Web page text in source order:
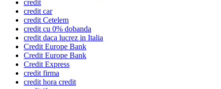
credit
credit car
credit Cetelem
credit cu 0% dobanda
credit daca lucrez in Italia
Credit Europe Bank
Credit Europe Bank
Credit Express
credit firma
credit hora credit